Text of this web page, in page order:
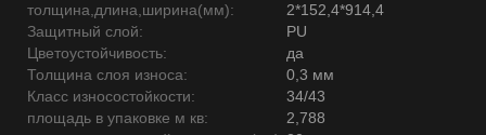
толщина,длина,ширина(мм):
2*152,4*914,4
Защитный слой:
PU
Цветоустойчивость:
да
Толщина слоя износа:
0,3 мм
Класс износостойкости:
34/43
площадь в упаковке м кв:
2,788